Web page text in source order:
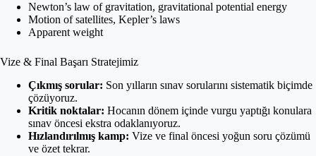
Newton’s law of gravitation, gravitational potential energy
Motion of satellites, Kepler’s laws
Apparent weight
Vize & Final Başarı Stratejimiz
Çıkmış sorular: Son yılların sınav sorularını sistematik biçimde
çözüyoruz.
Kritik noktalar: Hocanın dönem içinde vurgu yaptığı konulara
sınav öncesi ekstra odaklanıyoruz.
Hızlandırılmış kamp: Vize ve final öncesi yoğun soru çözümü
ve özet tekrar.